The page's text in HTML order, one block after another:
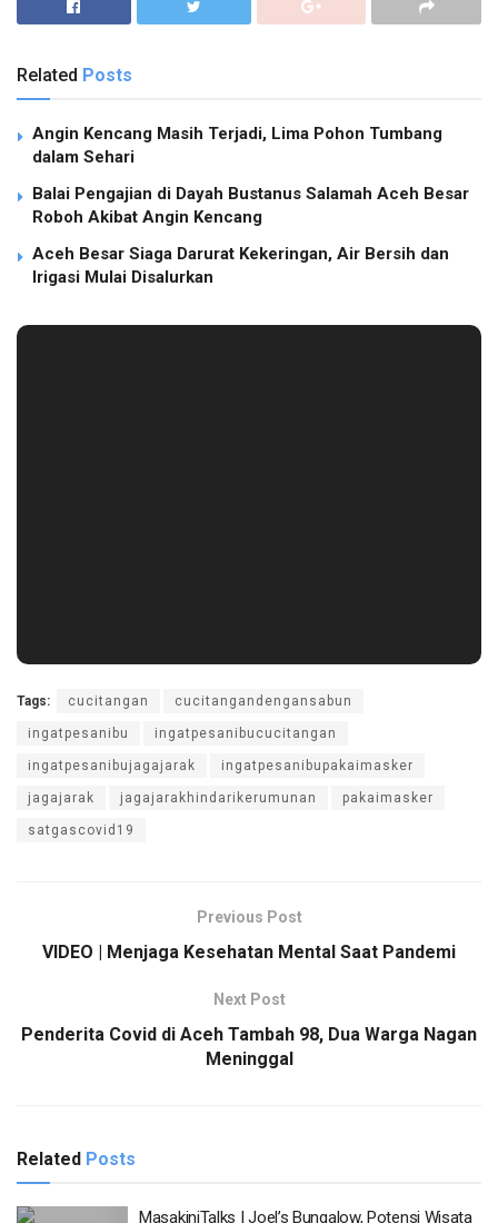
Related Posts
Angin Kencang Masih Terjadi, Lima Pohon Tumbang
dalam Sehari
Balai Pengajian di Dayah Bustanus Salamah Aceh Besar
Roboh Akibat Angin Kencang
Aceh Besar Siaga Darurat Kekeringan, Air Bersih dan
Irigasi Mulai Disalurkan
Tags: cucitangan cucitangandengansabun
ingatpesanibu ingatpesanibucucitangan
ingatpesanibujagajarak ingatpesanibupakaimasker
jagajarak jagajarakhindarikerumunan pakaimasker
satgascovid19
Previous Post
VIDEO | Menjaga Kesehatan Mental Saat Pandemi
Next Post
Penderita Covid di Aceh Tambah 98, Dua Warga Nagan
Meninggal
Related Posts
MasakiniTalks | Joel’s Bungalow, Potensi Wisata